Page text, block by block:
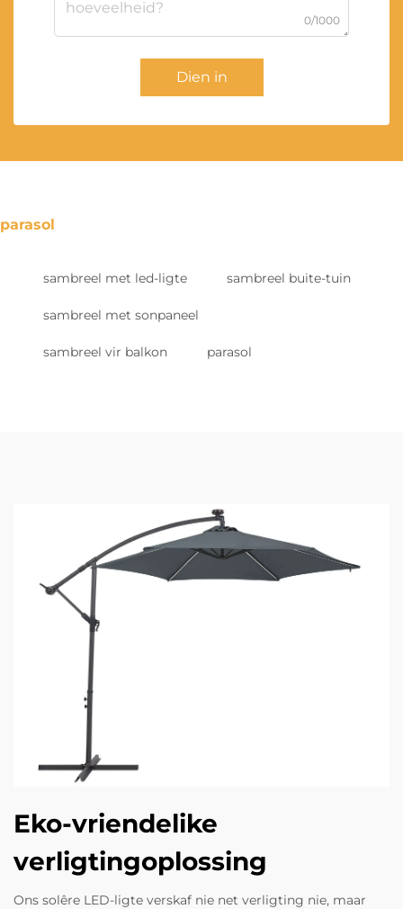
0/1000
Dien in
parasol
sambreel met led-ligte sambreel buite-tuin
sambreel met sonpaneel
sambreel vir balkon parasol
Eko-vriendelike
verligtingoplossing
Ons solêre LED-ligte verskaf nie net verligting nie, maar